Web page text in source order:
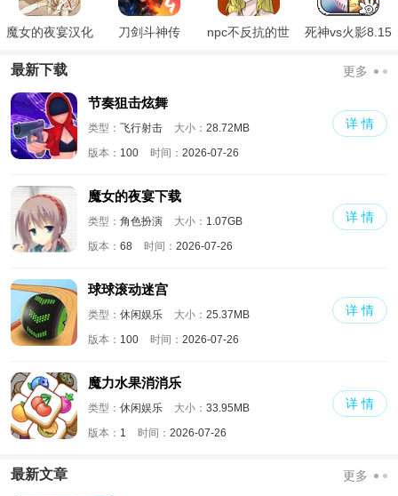
魔女的夜宴汉化
刀剑斗神传
npc不反抗的世
死神vs火影8.15
最新下载 更多
节奏狙击炫舞
类型： 飞行射击 大小： 28.72MB
版本： 100 时间： 2026-07-26
详 情
魔女的夜宴下载
类型： 角色扮演 大小： 1.07GB
版本： 68 时间： 2026-07-26
详 情
球球滚动迷宫
类型： 休闲娱乐 大小： 25.37MB
版本： 100 时间： 2026-07-26
详 情
魔力水果消消乐
类型： 休闲娱乐 大小： 33.95MB
版本： 1 时间： 2026-07-26
详 情
最新文章 更多